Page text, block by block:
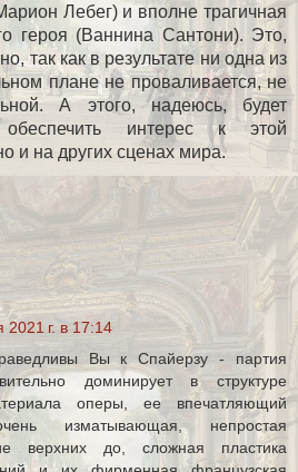
Лебег) и вполне трагичная
героя (Ваннина Сантони). Это,
так как в результате ни одна из
плане не проваливается, не
А этого, надеюсь, будет
интерес к этой
и на других сценах мира.
2021 г. в 17:14
Вы к Спайерзу - партия
доминирует в структуре
оперы, ее впечатляющий
изматывающая, непростая
верхних до, сложная пластика